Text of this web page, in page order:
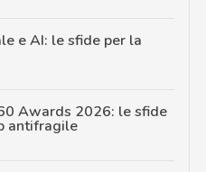
e AI: le sfide per la
Awards 2026: le sfide
antifragile